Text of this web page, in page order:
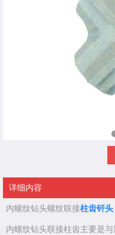
详细内容
内螺纹钻头螺纹联接柱齿钎头
内螺纹钻头联接柱齿主要是